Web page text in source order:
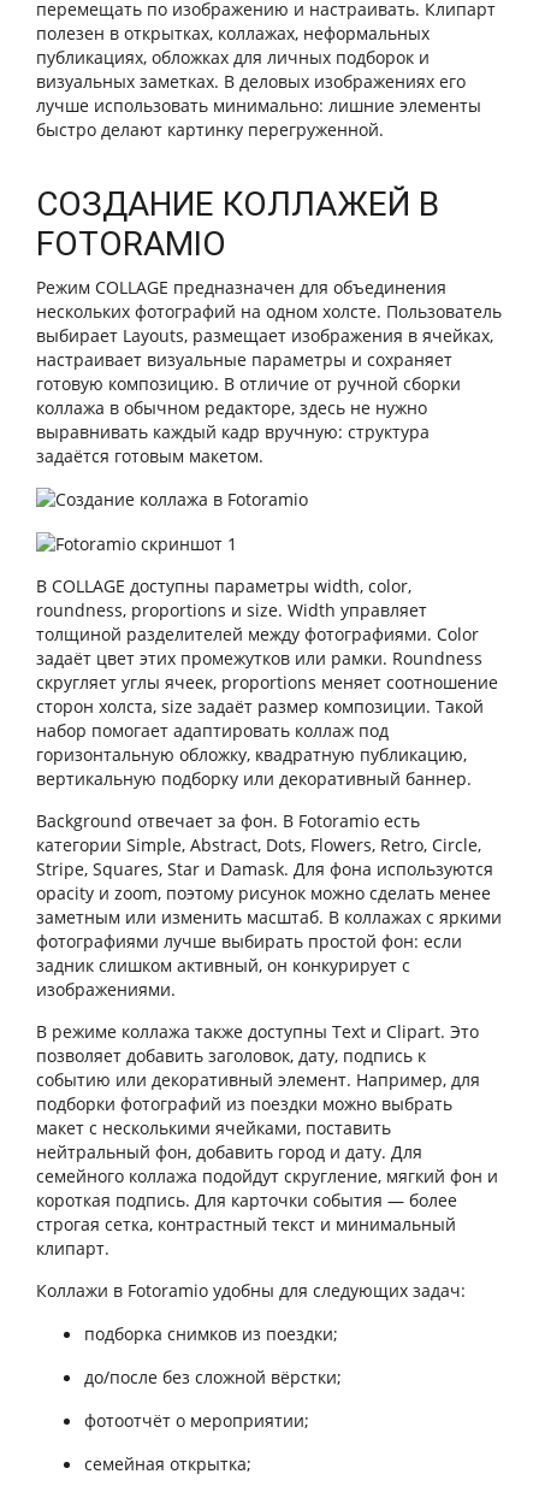
перемещать по изображению и настраивать. Клипарт
полезен в открытках, коллажах, неформальных
публикациях, обложках для личных подборок и
визуальных заметках. В деловых изображениях его
лучше использовать минимально: лишние элементы
быстро делают картинку перегруженной.
СОЗДАНИЕ КОЛЛАЖЕЙ В
FOTORAMIO
Режим COLLAGE предназначен для объединения
нескольких фотографий на одном холсте. Пользователь
выбирает Layouts, размещает изображения в ячейках,
настраивает визуальные параметры и сохраняет
готовую композицию. В отличие от ручной сборки
коллажа в обычном редакторе, здесь не нужно
выравнивать каждый кадр вручную: структура
задаётся готовым макетом.
В COLLAGE доступны параметры width, color,
roundness, proportions и size. Width управляет
толщиной разделителей между фотографиями. Color
задаёт цвет этих промежутков или рамки. Roundness
скругляет углы ячеек, proportions меняет соотношение
сторон холста, size задаёт размер композиции. Такой
набор помогает адаптировать коллаж под
горизонтальную обложку, квадратную публикацию,
вертикальную подборку или декоративный баннер.
Background отвечает за фон. В Fotoramio есть
категории Simple, Abstract, Dots, Flowers, Retro, Circle,
Stripe, Squares, Star и Damask. Для фона используются
opacity и zoom, поэтому рисунок можно сделать менее
заметным или изменить масштаб. В коллажах с яркими
фотографиями лучше выбирать простой фон: если
задник слишком активный, он конкурирует с
изображениями.
В режиме коллажа также доступны Text и Clipart. Это
позволяет добавить заголовок, дату, подпись к
событию или декоративный элемент. Например, для
подборки фотографий из поездки можно выбрать
макет с несколькими ячейками, поставить
нейтральный фон, добавить город и дату. Для
семейного коллажа подойдут скругление, мягкий фон и
короткая подпись. Для карточки события — более
строгая сетка, контрастный текст и минимальный
клипарт.
Коллажи в Fotoramio удобны для следующих задач:
подборка снимков из поездки;
до/после без сложной вёрстки;
фотоотчёт о мероприятии;
семейная открытка;